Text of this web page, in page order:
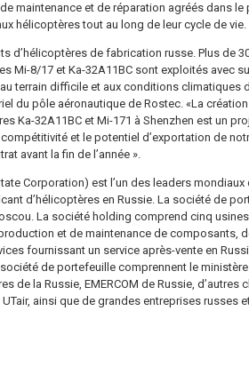
maintenance et de réparation agréés dans le
hélicoptères tout au long de leur cycle de vie.
d’hélicoptères de fabrication russe. Plus de
Mi-8/17 et Ka-32A11BC sont exploités avec
terrain difficile et aux conditions climatiques
du pôle aéronautique de Rostec. «La création
Ka-32A11BC et Mi-171 à Shenzhen est un
et le potentiel d’exportation de
avant la fin de l’année ».
Corporation) est l’un des leaders mondiaux
d’hélicoptères en Russie. La société de
La société holding comprend cinq
et de maintenance de composants,
fournissant un service après-vente en
de portefeuille comprennent le
de la Russie, EMERCOM de Russie, d’autres
ainsi que de grandes entreprises russes